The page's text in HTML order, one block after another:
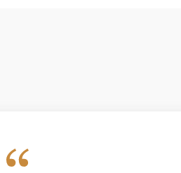
parametre sú rovnaké ako
výraznými viditeľnými
Na rozdiel od stupňa Basic